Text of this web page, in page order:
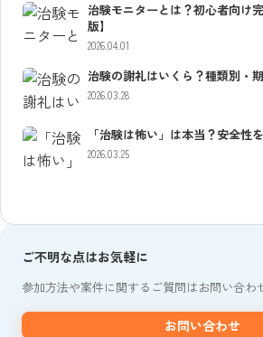
治験モニターとは？初心者向け
版】
2026.04.01
治験の謝礼はいくら？種類別・
2026.03.28
「治験は怖い」は本当？安全性
2026.03.25
ご不明な点はお気軽に
参加方法や案件に関するご質問はお問い合わ
お問い合わせ